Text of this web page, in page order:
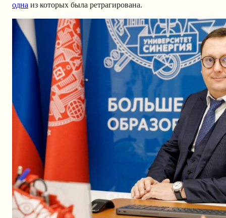
одна из которых была ретрагирована.